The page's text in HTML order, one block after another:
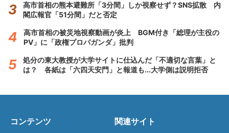
高市首相の熊本避難所「3分間」しか視察せず？SNS拡散 内
閣広報官「51分間」だと否定
高市首相の被災地視察動画が炎上 BGM付き「総理が主役の
PV」に「政権プロパガンダ」批判
処分の東大教授が大学サイトに仕込んだ「不適切な言葉」と
は？ 各紙は「六四天安門」と報道も...大学側は説明拒否
コンテンツ 関連サイト